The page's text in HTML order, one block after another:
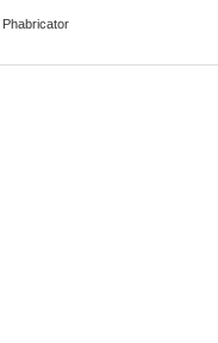
Phabricator